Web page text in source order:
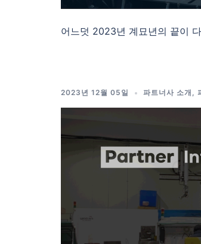
어느덧 2023년 계묘년의 끝이
2023년 12월 05일 파트너사 소개